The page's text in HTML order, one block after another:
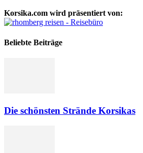
Korsika.com wird präsentiert von:
Beliebte Beiträge
Die schönsten Strände Korsikas